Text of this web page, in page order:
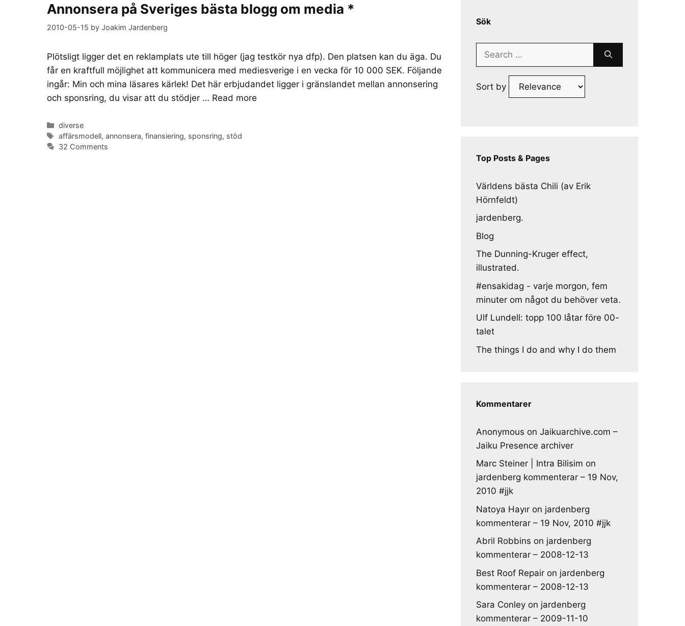
Annonsera på Sveriges bästa blogg om media *
2010-05-15 by Joakim Jardenberg
Plötsligt ligger det en reklamplats ute till höger (jag testkör nya dfp). Den platsen kan du äga. Du
får en kraftfull möjlighet att kommunicera med mediesverige i en vecka för 10 000 SEK. Följande
ingår: Min och mina läsares kärlek! Det här erbjudandet ligger i gränslandet mellan annonsering
och sponsring, du visar att du stödjer … Read more
Categories
diverse
Tags
affärsmodell,annonsera,finansiering, sponsring, stöd
32 Comments
Sök
Search
Sort by
Top Posts & Pages
Världens bästa Chili (av Erik
Hörnfeldt)
jardenberg.
Blog
The Dunning-Kruger effect,
illustrated.
#ensakidag - varje morgon, fem
minuter om något du behöver veta.
Ulf Lundell: topp 100 låtar före 00-
talet
The things I do and why I do them
Kommentarer
Anonymous on Jaikuarchive.com –
Jaiku Presence archiver
Marc Steiner | Intra Bilisim on
jardenberg kommenterar – 19 Nov,
2010 #jjk
Natoya Hayır on jardenberg
kommenterar – 19 Nov, 2010 #jjk
Abril Robbins on jardenberg
kommenterar – 2008-12-13
Best Roof Repair on jardenberg
kommenterar – 2008-12-13
Sara Conley on jardenberg
kommenterar – 2009-11-10